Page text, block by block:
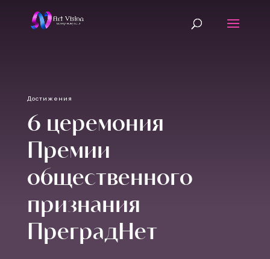
Достижения
6 церемония
Премии
общественного
признания
ПреградНет